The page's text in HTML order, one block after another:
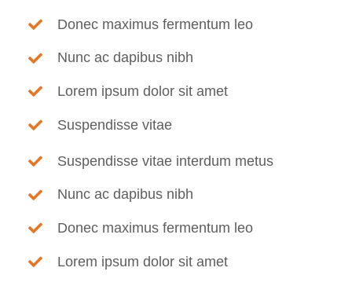
Donec maximus fermentum leo
Nunc ac dapibus nibh
Lorem ipsum dolor sit amet
Suspendisse vitae
Suspendisse vitae interdum metus
Nunc ac dapibus nibh
Donec maximus fermentum leo
Lorem ipsum dolor sit amet